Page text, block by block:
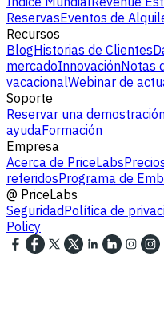
ReservasEventos de
Recursos
BlogHistorias de Clientes
mercadoInnovaciónNotas
vacacionalWebinar de
Soporte
Reservar una
ayudaFormación
Empresa
Acerca de PriceLabs
referidosPrograma de
@ PriceLabs
SeguridadPolítica de
Policy